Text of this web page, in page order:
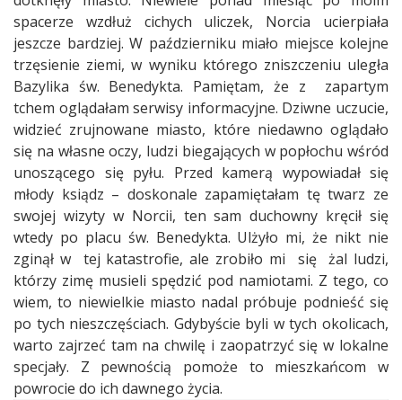
spacerze wzdłuż cichych uliczek, Norcia ucierpiała
jeszcze bardziej. W październiku miało miejsce kolejne
trzęsienie ziemi, w wyniku którego zniszczeniu uległa
Bazylika św. Benedykta. Pamiętam, że z
zapartym
tchem oglądałam serwisy informacyjne. Dziwne uczucie,
widzieć zrujnowane miasto, które niedawno oglądało
się na własne oczy, ludzi biegających w popłochu wśród
unoszącego się pyłu. Przed kamerą wypowiadał się
młody ksiądz – doskonale zapamiętałam tę twarz ze
swojej wizyty w Norcii, ten sam duchowny kręcił się
wtedy po placu św. Benedykta. Ulżyło mi, że nikt nie
zginął w
tej katastrofie, ale zrobiło mi się
żal ludzi,
którzy zimę musieli spędzić pod namiotami. Z tego, co
wiem, to niewielkie miasto nadal próbuje podnieść się
po tych nieszczęściach. Gdybyście byli w tych okolicach,
warto zajrzeć tam na chwilę i zaopatrzyć się w lokalne
specjały. Z pewnością pomoże to mieszkańcom w
powrocie do ich dawnego życia.